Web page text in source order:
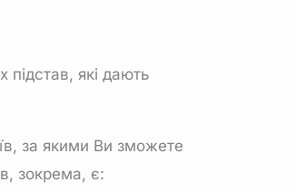
які дають
за якими Ви зможете
зокрема, є: